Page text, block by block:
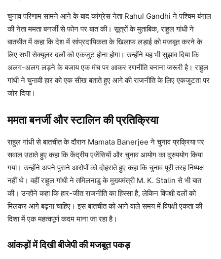
चुनाव परिणाम सामने आने के बाद कांग्रेस नेता Rahul Gandhi ने पश्चिम बंगाल
की नेता ममता बनर्जी से फोन पर बात की। सूत्रों के मुताबिक, राहुल गांधी ने
बातचीत में कहा कि देश में सांप्रदायिकता के खिलाफ लड़ाई को मजबूत करने के
लिए सभी सेक्यूलर दलों को एकजुट होना होगा। उन्होंने यह भी सुझाव दिया कि
अलग-अलग लड़ने के बजाय एक मंच पर आकर रणनीति बनाना जरूरी है। राहुल
गांधी ने चुनावी हार को एक सीख बताते हुए आगे की राजनीति के लिए एकजुटता पर
जोर दिया।
ममता बनर्जी और स्टालिन की प्रतिक्रिया
राहुल गांधी से बातचीत के दौरान Mamata Banerjee ने चुनाव प्रक्रिया पर
सवाल उठाते हुए कहा कि केंद्रीय एजेंसियों और चुनाव आयोग का दुरुपयोग किया
गया। उन्होंने अपने पुराने आरोपों को दोहराते हुए कहा कि चुनाव पूरी तरह निष्पक्ष
नहीं थे। वहीं राहुल गांधी ने तमिलनाडु के मुख्यमंत्री M. K. Stalin से भी बात
की। उन्होंने कहा कि हार-जीत राजनीति का हिस्सा है, लेकिन विपक्षी दलों को
मिलकर आगे बढ़ना चाहिए। इस बातचीत को आने वाले समय में विपक्षी एकता की
दिशा में एक महत्वपूर्ण कदम माना जा रहा है।
आंकड़ों में दिखी बीजेपी की मजबूत पकड़